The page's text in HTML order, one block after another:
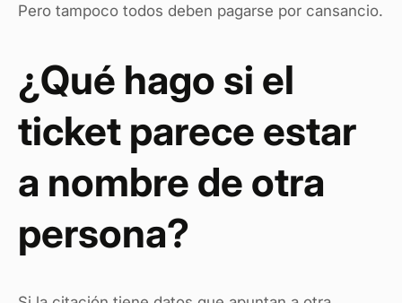
Pero tampoco todos deben pagarse por cansancio.
¿Qué hago si el
ticket parece estar
a nombre de otra
persona?